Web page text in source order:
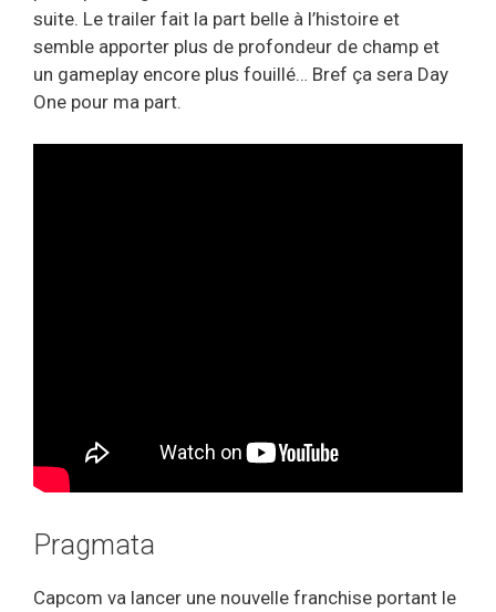
suite. Le trailer fait la part belle à l’histoire et
semble apporter plus de profondeur de champ et
un gameplay encore plus fouillé… Bref ça sera Day
One pour ma part.
Pragmata
Capcom va lancer une nouvelle franchise portant le